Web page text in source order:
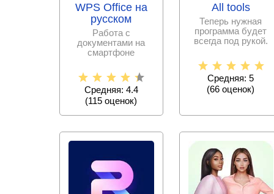
WPS Office на
русском
Работа с
документами на
смартфоне
проще с набором
офисных программ,
Средняя: 4.4
(115 оценок)
All tools
Теперь нужная
программа будет
всегда под рукой.
скачивать тысячи
Средняя: 5
(66 оценок)